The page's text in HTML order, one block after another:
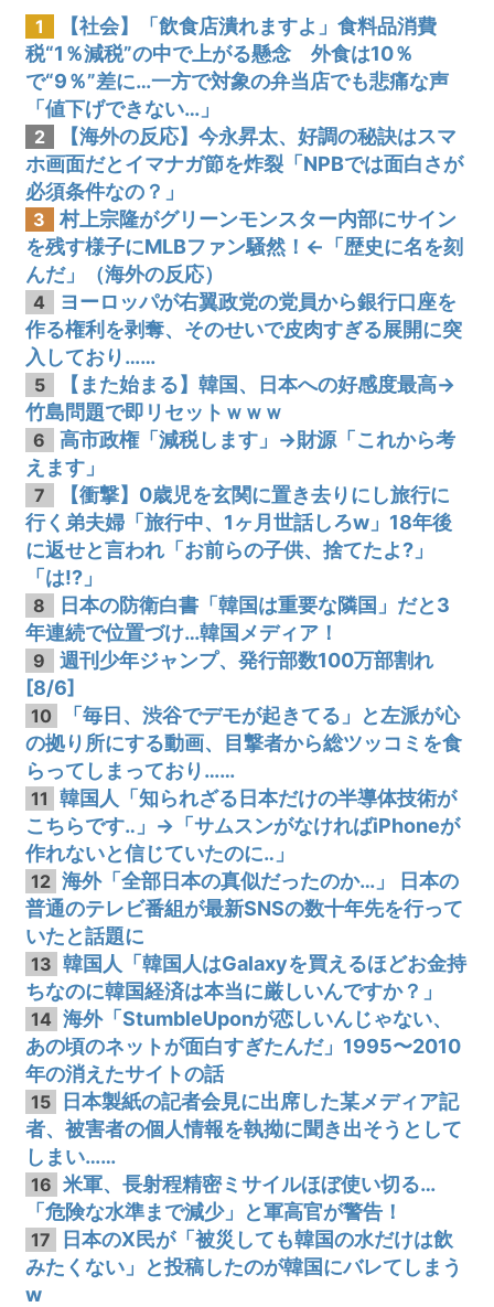
1
【社会】「飲食店潰れますよ」食料品消費
税“1％減税”の中で上がる懸念 外食は10％
で“9％”差に…一方で対象の弁当店でも悲痛な声
「値下げできない…」
2
【海外の反応】今永昇太、好調の秘訣はスマ
ホ画面だとイマナガ節を炸裂「NPBでは面白さが
必須条件なの？」
3
村上宗隆がグリーンモンスター内部にサイン
を残す様子にMLBファン騒然！←「歴史に名を刻
んだ」（海外の反応）
4
ヨーロッパが右翼政党の党員から銀行口座を
作る権利を剥奪、そのせいで皮肉すぎる展開に突
入しており……
5
【また始まる】韓国、日本への好感度最高→
竹島問題で即リセットｗｗｗ
6
高市政権「減税します」→財源「これから考
えます」
7
【衝撃】0歳児を玄関に置き去りにし旅行に
行く弟夫婦「旅行中、1ヶ月世話しろw」18年後
に返せと言われ「お前らの子供、捨てたよ?」
「は!?」
8
日本の防衛白書「韓国は重要な隣国」だと3
年連続で位置づけ…韓国メディア！
9
週刊少年ジャンプ、発行部数100万部割れ
[8/6]
10
「毎日、渋谷でデモが起きてる」と左派が心
の拠り所にする動画、目撃者から総ツッコミを食
らってしまっており……
11
韓国人「知られざる日本だけの半導体技術が
こちらです‥」→「サムスンがなければiPhoneが
作れないと信じていたのに‥」
12 海外「全部日本の真似だったのか…」 日本の
普通のテレビ番組が最新SNSの数十年先を行って
いたと話題に
13 韓国人「韓国人はGalaxyを買えるほどお金持
ちなのに韓国経済は本当に厳しいんですか？」
14 海外「StumbleUponが恋しいんじゃない、
あの頃のネットが面白すぎたんだ」1995〜2010
年の消えたサイトの話
15
日本製紙の記者会見に出席した某メディア記
者、被害者の個人情報を執拗に聞き出そうとして
しまい……
16 米軍、長射程精密ミサイルほぼ使い切る…
「危険な水準まで減少」と軍高官が警告！
17
日本のX民が「被災しても韓国の水だけは飲
みたくない」と投稿したのが韓国にバレてしまう
w